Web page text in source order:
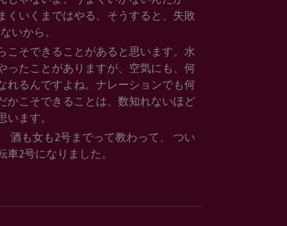
くいくまではやる。そうすると、失敗
いから。
こそできることがあると思います。水
ったことがありますが、空気にも、何
れるんですよね。ナレーションでも何
かこそできることは、数知れないほど
います。
酒も女も2号までって教わって、 つい
車2号になりました。